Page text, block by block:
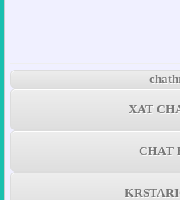
XAT
CHAT